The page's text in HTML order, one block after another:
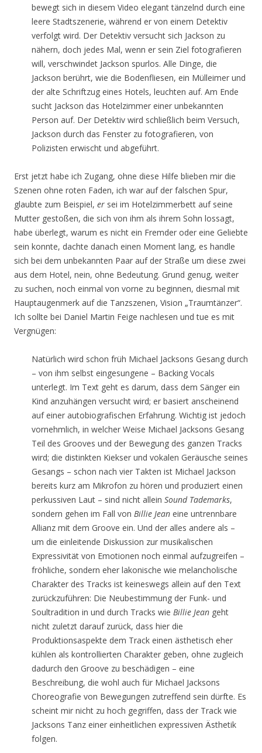
bewegt sich in diesem Video elegant tänzelnd durch eine
leere Stadtszenerie, während er von einem Detektiv
verfolgt wird. Der Detektiv versucht sich Jackson zu
nähern, doch jedes Mal, wenn er sein Ziel fotografieren
will, verschwindet Jackson spurlos. Alle Dinge, die
Jackson berührt, wie die Bodenfliesen, ein Mülleimer und
der alte Schriftzug eines Hotels, leuchten auf. Am Ende
sucht Jackson das Hotelzimmer einer unbekannten
Person auf. Der Detektiv wird schließlich beim Versuch,
Jackson durch das Fenster zu fotografieren, von
Polizisten erwischt und abgeführt.
Erst jetzt habe ich Zugang, ohne diese Hilfe blieben mir die
Szenen ohne roten Faden, ich war auf der falschen Spur,
glaubte zum Beispiel, er sei im Hotelzimmerbett auf seine
Mutter gestoßen, die sich von ihm als ihrem Sohn lossagt,
habe überlegt, warum es nicht ein Fremder oder eine Geliebte
sein konnte, dachte danach einen Moment lang, es handle
sich bei dem unbekannten Paar auf der Straße um diese zwei
aus dem Hotel, nein, ohne Bedeutung. Grund genug, weiter
zu suchen, noch einmal von vorne zu beginnen, diesmal mit
Hauptaugenmerk auf die Tanzszenen, Vision „Traumtänzer“.
Ich sollte bei Daniel Martin Feige nachlesen und tue es mit
Vergnügen:
Natürlich wird schon früh Michael Jacksons Gesang durch
– von ihm selbst eingesungene – Backing Vocals
unterlegt. Im Text geht es darum, dass dem Sänger ein
Kind anzuhängen versucht wird; er basiert anscheinend
auf einer autobiografischen Erfahrung. Wichtig ist jedoch
vornehmlich, in welcher Weise Michael Jacksons Gesang
Teil des Grooves und der Bewegung des ganzen Tracks
wird; die distinkten Kiekser und vokalen Geräusche seines
Gesangs – schon nach vier Takten ist Michael Jackson
bereits kurz am Mikrofon zu hören und produziert einen
perkussiven Laut – sind nicht allein Sound Tademarks,
sondern gehen im Fall von Billie Jean eine untrennbare
Allianz mit dem Groove ein. Und der alles andere als –
um die einleitende Diskussion zur musikalischen
Expressivität von Emotionen noch einmal aufzugreifen –
fröhliche, sondern eher lakonische wie melancholische
Charakter des Tracks ist keineswegs allein auf den Text
zurückzuführen: Die Neubestimmung der Funk- und
Soultradition in und durch Tracks wie Billie Jean geht
nicht zuletzt darauf zurück, dass hier die
Produktionsaspekte dem Track einen ästhetisch eher
kühlen als kontrollierten Charakter geben, ohne zugleich
dadurch den Groove zu beschädigen – eine
Beschreibung, die wohl auch für Michael Jacksons
Choreografie von Bewegungen zutreffend sein dürfte. Es
scheint mir nicht zu hoch gegriffen, dass der Track wie
Jacksons Tanz einer einheitlichen expressiven Ästhetik
folgen.